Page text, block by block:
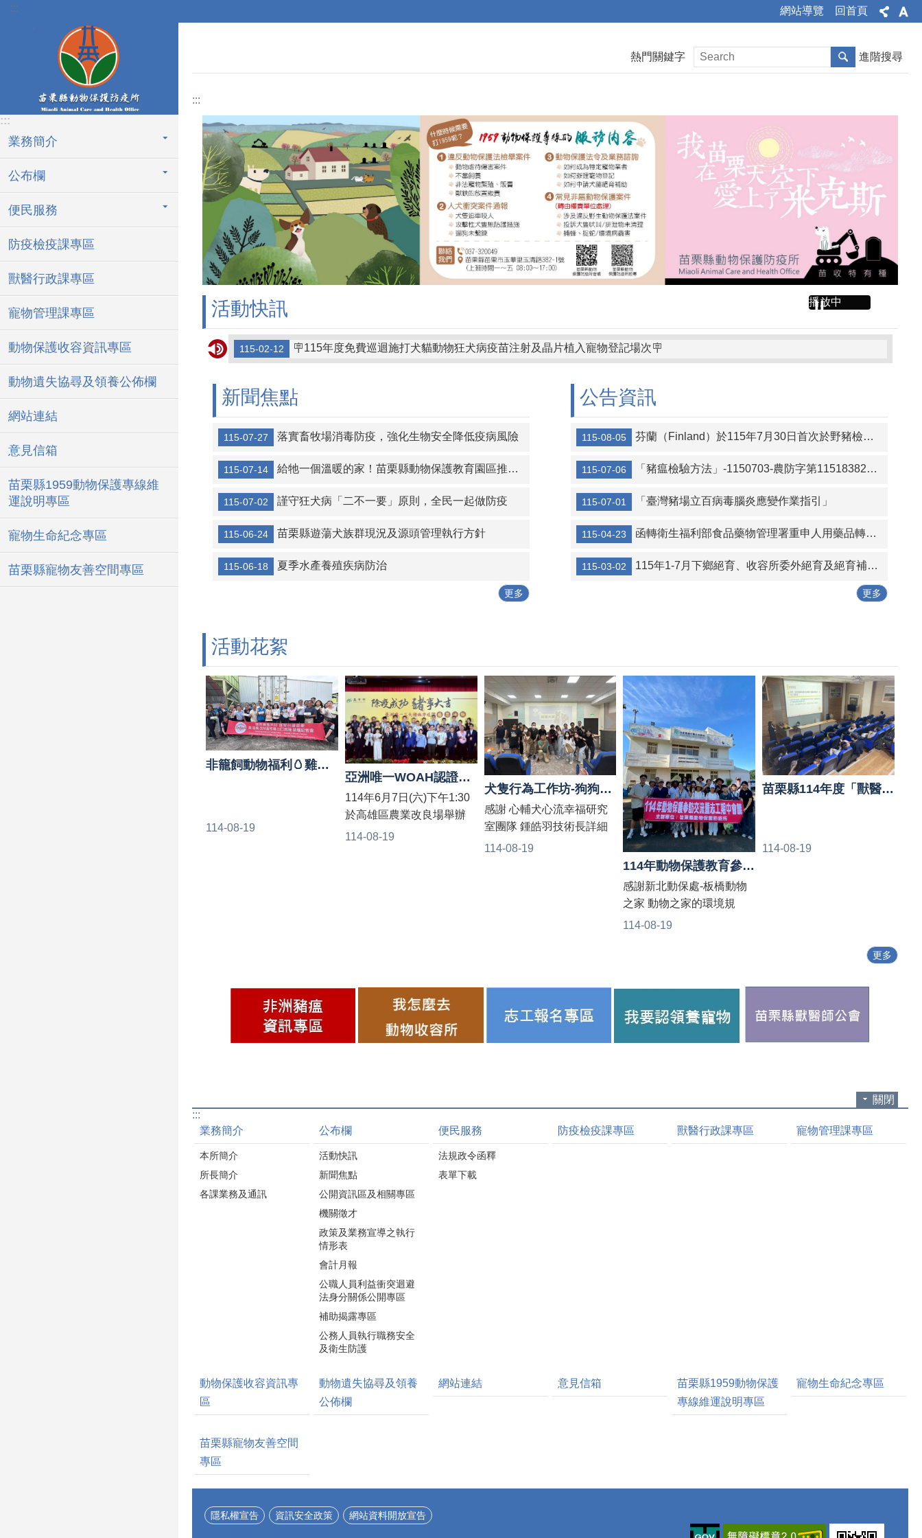
跳到主要內容區塊
::: 網站導覽 回首頁
:::
業務簡介
公布欄
便民服務
防疫檢疫課專區
獸醫行政課專區
寵物管理課專區
動物保護收容資訊專區
動物遺失協尋及領養公佈欄
網站連結
意見信箱
苗栗縣1959動物保護專線維
運說明專區
寵物生命紀念專區
苗栗縣寵物友善空間專區
熱門關鍵字 進階搜尋
:::
活動快訊 播放中
115-02-12 🪧115年度免費巡迴施打犬貓動物狂犬病疫苗注射及晶片植入寵物登記場次🪧
114-12-30 115年犬貓絕育補助款申請證明書
115-06-12 公告6/15-6/21暫停動物管制捕捉業務，緊急動物保護救援案件仍持續受理。
新聞焦點
115-07-27 落實畜牧場消毒防疫，強化生物安全降低疫病風險
115-07-14 給牠一個溫暖的家！苗栗縣動物保護教育園區推多元福利邀您「以認養代替購買」。
115-07-02 謹守狂犬病「二不一要」原則，全民一起做防疫
115-06-24 苗栗縣遊蕩犬族群現況及源頭管理執行方針
115-06-18 夏季水產養殖疾病防治
更多
公告資訊
115-08-05 芬蘭（Finland）於115年7月30日首次於野豬檢出非洲豬瘟（ASF）陽性案例
115-07-06 「豬瘟檢驗方法」-1150703-農防字第1151838274A號
115-07-01 「臺灣豬場立百病毒腦炎應變作業指引」
115-04-23 函轉衛生福利部食品藥物管理署重申人用藥品轉供犬、貓及非經濟動物治療使用事宜詳如附件。
115-03-02 115年1-7月下鄉絕育、收容所委外絕育及絕育補助統計表
更多
活動花絮
非籠飼動物福利🥚雞蛋外銷🚛帛琉超市，苗栗縣防疫國產雞蛋🐔國際新紀元👍
114-08-19
亞洲唯一WOAH認證豬瘟、口蹄疫、非洲豬瘟三大豬病非疫區的國家
114-08-19
114年6月7日(六)下午1:30
於高雄區農業改良場舉辦
「防疫成功豬事大吉」記者
邁向新紀元～讓有機會代表
苗栗縣領獎
犬隻行為工作坊-狗狗不是你想的
114-08-19
感謝 心輔犬心流幸福研究
室團隊 鍾皓羽技術長詳細
的解說～ 還有我們的第七
114年動物保護教育參訪交流暨志工期中會議
114-08-19
感謝新北動保處-板橋動物
之家 動物之家的環境規
劃、志工管理及服務的方
歸家庭，是我們的終極目標
苗栗縣114年度「獸醫師行政管理概論」教育訓練已於8月8日順利完成
114-08-19
更多
關閉
:::
業務簡介
本所簡介
所長簡介
各課業務及通訊
公布欄
活動快訊
新聞焦點
公開資訊區及相關專區
機關徵才
政策及業務宣導之執行
情形表
會計月報
公職人員利益衝突迴避
法身分關係公開專區
補助揭露專區
公務人員執行職務安全
及衛生防護
便民服務
法規政令函釋
表單下載
防疫檢疫課專區 獸醫行政課專區 寵物管理課專區
動物保護收容資訊專
區
動物遺失協尋及領養
公佈欄
網站連結 意見信箱
苗栗縣1959動物保護
專線維運說明專區
寵物生命紀念專區
苗栗縣寵物友善空間
專區
隱私權宣告 資訊安全政策 網站資料開放宣告